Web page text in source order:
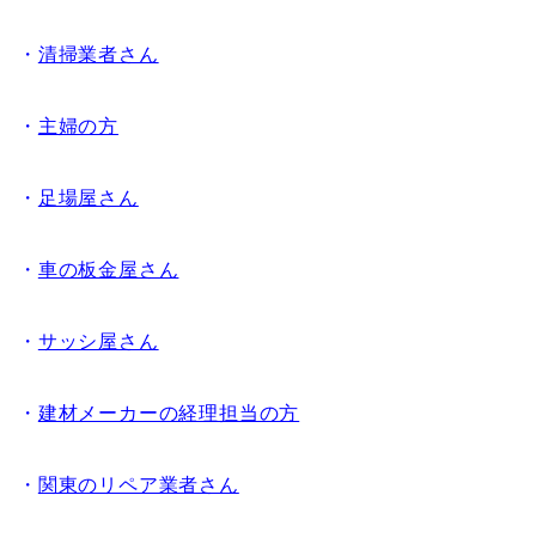
・ 清掃業者さん
・ 主婦の方
・ 足場屋さん
・ 車の板金屋さん
・ サッシ屋さん
・ 建材メーカーの経理担当の方
・ 関東のリペア業者さん